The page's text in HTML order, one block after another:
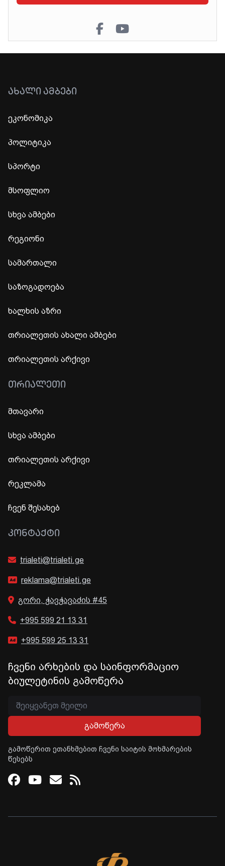
ᲐᲮᲐᲚᲘ ᲐᲛᲑᲔᲑᲘ
ეკონომიკა
პოლიტიკა
სპორტი
მსოფლიო
სხვა ამბები
რეგიონი
სამართალი
საზოგადოება
ხალხის აზრი
თრიალეთის ახალი ამბები
თრიალეთის არქივი
ᲗᲠᲘᲐᲚᲔᲗᲘ
მთავარი
სხვა ამბები
თრიალეთის არქივი
რეკლამა
ჩვენ შესახებ
ᲙᲝᲜᲢᲐᲥᲢᲘ
trialeti@trialeti.ge
reklama@trialeti.ge
გორი, ჭავჭავაძის #45
+995 599 21 13 31
+995 599 25 13 31
ჩვენი არხების და საინფორმაციო
ბიულეტინის გამოწერა
გამოწერა
გამოწერით ეთანხმებით ჩვენი საიტის მოხმარების
წესებს
Facebook
Youtube
Email
RSS